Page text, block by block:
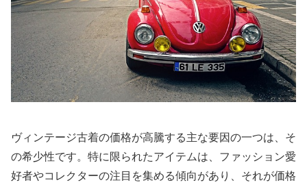
ヴィンテージ古着の価格が高騰する主な要因の一つは、そ
の希少性です。特に限られたアイテムは、ファッション愛
好者やコレクターの注目を集める傾向があり、それが価格